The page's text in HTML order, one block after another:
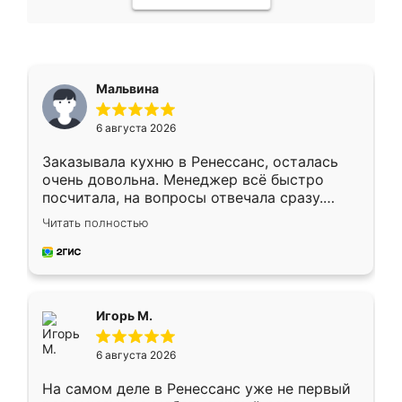
Мальвина
6 августа 2026
Заказывала кухню в Ренессанс, осталась
очень довольна. Менеджер всё быстро
посчитала, на вопросы отвечала сразу.
Замерщик приехал в субботу, подошёл к
делу со всей ответственностью. Собрали
за день, ребята работали аккуратно, даже
Читать полностью
Игорь М.
6 августа 2026
На самом деле в Ренессанс уже не первый